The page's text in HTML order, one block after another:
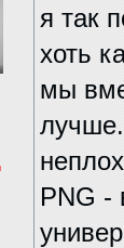
я так
хоть
мы
PNG -